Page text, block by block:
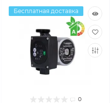
Бесплатная доставка
0